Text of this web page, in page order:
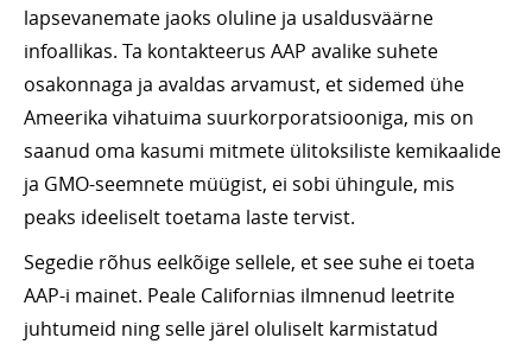
lapsevanemate jaoks oluline ja usaldusväärne
infoallikas. Ta kontakteerus AAP avalike suhete
osakonnaga ja avaldas arvamust, et sidemed ühe
Ameerika vihatuima suurkorporatsiooniga, mis on
saanud oma kasumi mitmete ülitoksiliste kemikaalide
ja GMO-seemnete müügist, ei sobi ühingule, mis
peaks ideeliselt toetama laste tervist.
Segedie rõhus eelkõige sellele, et see suhe ei toeta
AAP-i mainet. Peale Californias ilmnenud leetrite
juhtumeid ning selle järel oluliselt karmistatud